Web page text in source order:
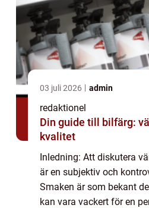
03 juli 2026 admin
redaktionel
Din guide till bilfärg:
kvalitet
Inledning: Att diskutera
är en subjektiv och
Smaken är som bekant
kan vara vackert för en